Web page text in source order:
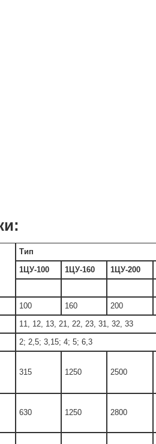
Тип
1ЦУ-100
1ЦУ-160 1ЦУ-200
100 160 200
11, 12, 13, 21, 22, 23, 31, 32, 33
2; 2,5; 3,15; 4; 5; 6,3
315 1250 2500
630 1250 2800